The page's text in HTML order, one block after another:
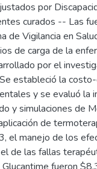
por
curados -- Las
de Vigilancia en
de carga de la
por el
estableció la
y se evaluó la
y simulaciones de
de
el manejo de los
de las fallas